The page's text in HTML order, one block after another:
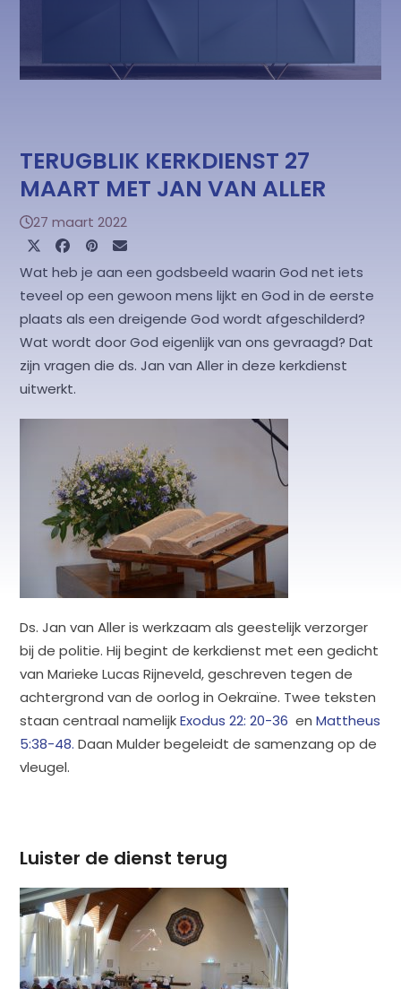
TERUGBLIK KERKDIENST 27
MAART MET JAN VAN ALLER
27 maart 2022
Wat heb je aan een godsbeeld waarin God net iets
teveel op een gewoon mens lijkt en God in de eerste
plaats als een dreigende God wordt afgeschilderd?
Wat wordt door God eigenlijk van ons gevraagd? Dat
zijn vragen die ds. Jan van Aller in deze kerkdienst
uitwerkt.
Ds. Jan van Aller is werkzaam als geestelijk verzorger
bij de politie. Hij begint de kerkdienst met een gedicht
van Marieke Lucas Rijneveld, geschreven tegen de
achtergrond van de oorlog in Oekraïne. Twee teksten
staan centraal namelijkExodus 22: 20-36 enMattheus
5:38-48.Daan Mulder begeleidt de samenzang op de
vleugel.
Luister de dienst terug